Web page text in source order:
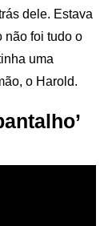
dele. Estava
não foi tudo o
uma
o Harold.